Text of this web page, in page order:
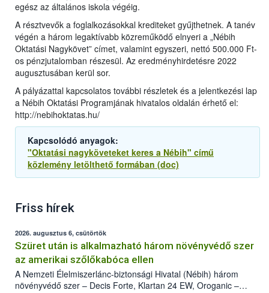
egész az általános iskola végéig.
A résztvevők a foglalkozásokkal krediteket gyűjthetnek. A tanév
végén a három legaktívabb közreműködő elnyeri a „Nébih
Oktatási Nagykövet” címet, valamint egyszeri, nettó 500.000 Ft-
os pénzjutalomban részesül. Az eredményhirdetésre 2022
augusztusában kerül sor.
A pályázattal kapcsolatos további részletek és a jelentkezési lap
a Nébih Oktatási Programjának hivatalos oldalán érhető el:
http://nebihoktatas.hu/
Kapcsolódó anyagok:
"Oktatási nagyköveteket keres a Nébih" című
közlemény letölthető formában (doc)
Friss hírek
2026. augusztus 6, csütörtök
Szüret után is alkalmazható három növényvédő szer
az amerikai szőlőkabóca ellen
A Nemzeti Élelmiszerlánc-biztonsági Hivatal (Nébih) három
növényvédő szer – Decis Forte, Klartan 24 EW, Oroganic –